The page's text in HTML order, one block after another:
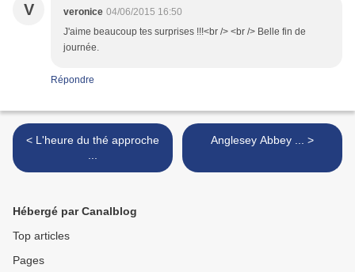
V veronice 04/06/2015 16:50
J'aime beaucoup tes surprises !!!<br /> <br /> Belle fin de
journée.
Répondre
< L'heure du thé approche
Anglesey Abbey ... >
Hébergé par Canalblog
Top articles
Pages